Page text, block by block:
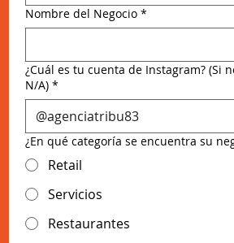
Nombre del Negocio *
¿Cuál es tu cuenta de Instagram? (Si
N/A) *
¿En qué categoría se encuentra su
Retail
Servicios
Restaurantes